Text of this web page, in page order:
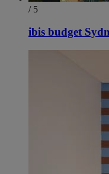
/ 5
ibis budget